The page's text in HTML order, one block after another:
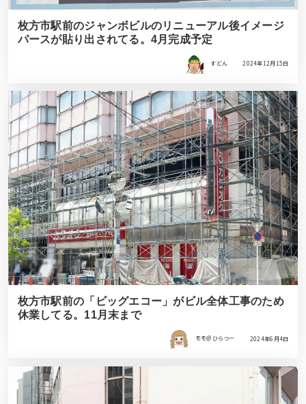
枚方市駅前のジャンボビルのリニューアル後イメージ
パースが貼り出されてる。4月完成予定
すどん 2024年12月15日
枚方市駅前の「ビッグエコー」がビル全体工事のため
休業してる。11月末まで
モモ＠ひらつー 2024年6月4日